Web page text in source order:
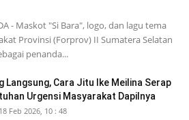
- Maskot "Si Bara", logo, dan lagu tema
Provinsi (Forprov) II Sumatera Selatan
penanda...
Langsung, Cara Jitu Ike Meilina Serap
Urgensi Masyarakat Dapilnya
Feb 2026, 10 : 48